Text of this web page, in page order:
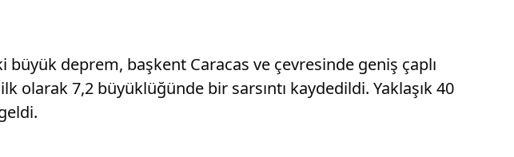
büyük deprem, başkent Caracas ve çevresinde geniş çaplı
olarak 7,2 büyüklüğünde bir sarsıntı kaydedildi. Yaklaşık 40